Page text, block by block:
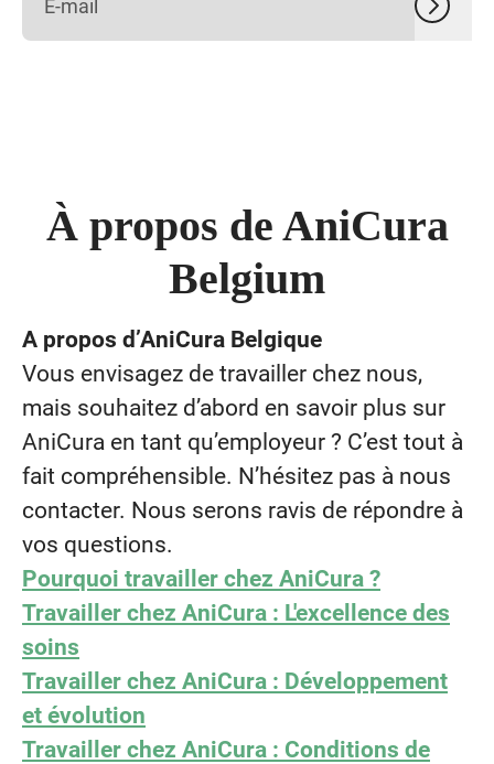
À propos de AniCura
Belgium
A propos d’AniCura Belgique
Vous envisagez de travailler chez nous,
mais souhaitez d’abord en savoir plus sur
AniCura en tant qu’employeur ? C’est tout à
fait compréhensible. N’hésitez pas à nous
contacter. Nous serons ravis de répondre à
vos questions.
Pourquoi travailler chez AniCura ?
Travailler chez AniCura : L'excellence des
soins
Travailler chez AniCura : Développement
et évolution
Travailler chez AniCura : Conditions de